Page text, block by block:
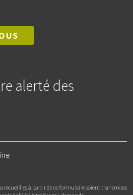
alerté des
recueillies à partir de ce formulaire soient transmises